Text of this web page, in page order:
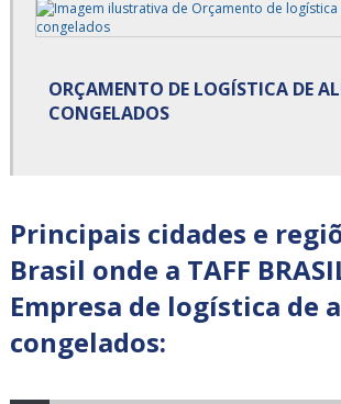
Carga fracionada e dedicada
Carga fracionada transportadora
Centro de distribuição cross docking
Cross docking empresas
Cross docking fornecedores
ORÇAMENTO DE LOGÍSTICA DE
CONGELADOS
Principais cidades e
Brasil onde a TAFF
Empresa de logística de
congelados: